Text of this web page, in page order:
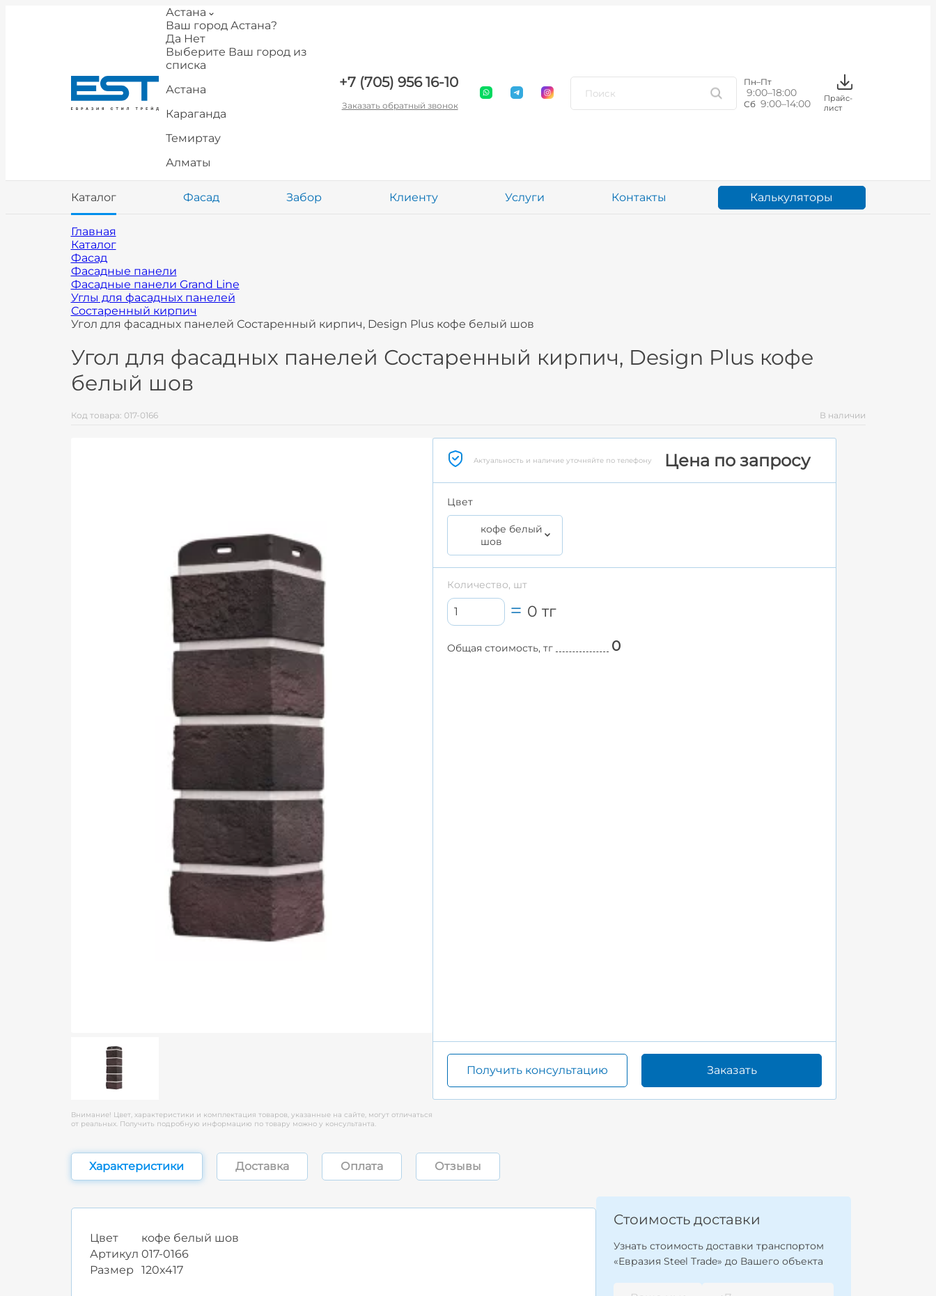
Астана
Ваш город Астана?
Да Нет
Выберите Ваш город из
списка
Астана
Караганда
Темиртау
Алматы
+7 (705) 956 16-10
Заказать обратный звонок
Пн–Пт
9:00–18:00
Сб 9:00–14:00
Прайс-
лист
Каталог Фасад Забор Клиенту Услуги Контакты Калькуляторы
Главная
Каталог
Фасад
Фасадные панели
Фасадные панели Grand Line
Углы для фасадных панелей
Состаренный кирпич
Угол для фасадных панелей Состаренный кирпич, Design Plus кофе белый шов
Угол для фасадных панелей Состаренный кирпич, Design Plus кофе
белый шов
Код товара: 017-0166 В наличии
Внимание! Цвет, характеристики и комплектация товаров, указанные на сайте, могут отличаться
от реальных. Получить подробную информацию по товару можно у консультанта.
Актуальность и наличие уточняйте по телефону Цена по запросу
Цвет
кофе белый
шов
Количество, шт
0 тг
Общая стоимость, тг 0
Получить консультацию Заказать
Характеристики Доставка Оплата Отзывы
Цвет
кофе белый шов
Артикул 017-0166
Размер
120x417
Стоимость доставки
Узнать стоимость доставки транспортом
«Евразия Steel Trade» до Вашего объекта